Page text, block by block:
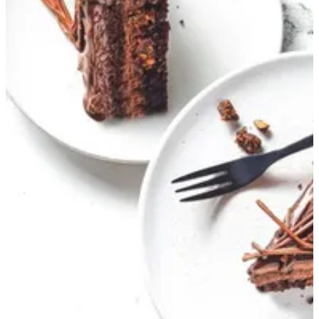
تورتة كريسبينو
فادج الشوكولاتة مع كريمه شوكلاته مع كرسبي
870 ج.م
تعليمات خاصة
أضف للسلَة